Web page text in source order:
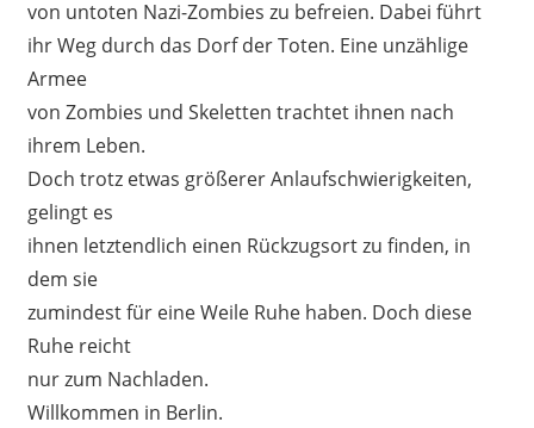
von untoten Nazi-Zombies zu befreien. Dabei führt
ihr Weg durch das Dorf der Toten. Eine unzählige
Armee
von Zombies und Skeletten trachtet ihnen nach
ihrem Leben.
Doch trotz etwas größerer Anlaufschwierigkeiten,
gelingt es
ihnen letztendlich einen Rückzugsort zu finden, in
dem sie
zumindest für eine Weile Ruhe haben. Doch diese
Ruhe reicht
nur zum Nachladen.
Willkommen in Berlin.